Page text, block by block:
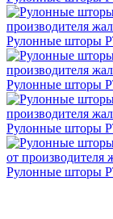
Рулонные шторы
Рулонные шторы
Рулонные шторы
Рулонные шторы